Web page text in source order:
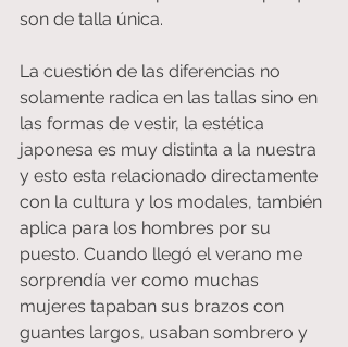
son de talla única.
La cuestión de las diferencias no
solamente radica en las tallas sino en
las formas de vestir, la estética
japonesa es muy distinta a la nuestra
y esto esta relacionado directamente
con la cultura y los modales, también
aplica para los hombres por su
puesto. Cuando llegó el verano me
sorprendía ver como muchas
mujeres tapaban sus brazos con
guantes largos, usaban sombrero y